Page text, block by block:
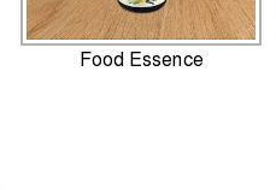
Food Essence